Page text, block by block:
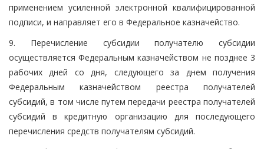
применением усиленной электронной квалифицированной
подписи, и направляет его в Федеральное казначейство.
9. Перечисление субсидии получателю субсидии
осуществляется Федеральным казначейством не позднее 3
рабочих дней со дня, следующего за днем получения
Федеральным казначейством реестра получателей
субсидий, в том числе путем передачи реестра получателей
субсидий в кредитную организацию для последующего
перечисления средств получателям субсидий.